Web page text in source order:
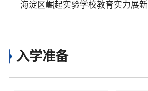
海淀区崛起实验学校教育实力展
入学准备